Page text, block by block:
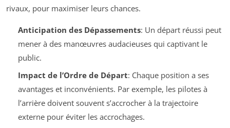
rivaux, pour maximiser leurs chances.
Anticipation des Dépassements: Un départ réussi peut
mener à des manœuvres audacieuses qui captivant le
public.
Impact de l’Ordre de Départ: Chaque position a ses
avantages et inconvénients. Par exemple, les pilotes à
l’arrière doivent souvent s’accrocher à la trajectoire
externe pour éviter les accrochages.